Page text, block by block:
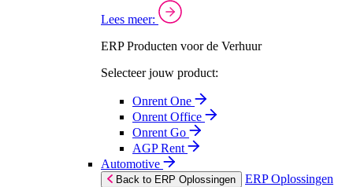
Lees meer:
ERP Producten voor de Verhuur
Selecteer jouw product:
Onrent One
Onrent Office
Onrent Go
AGP Rent
Automotive
Back to ERP Oplossingen
ERP Oplossingen